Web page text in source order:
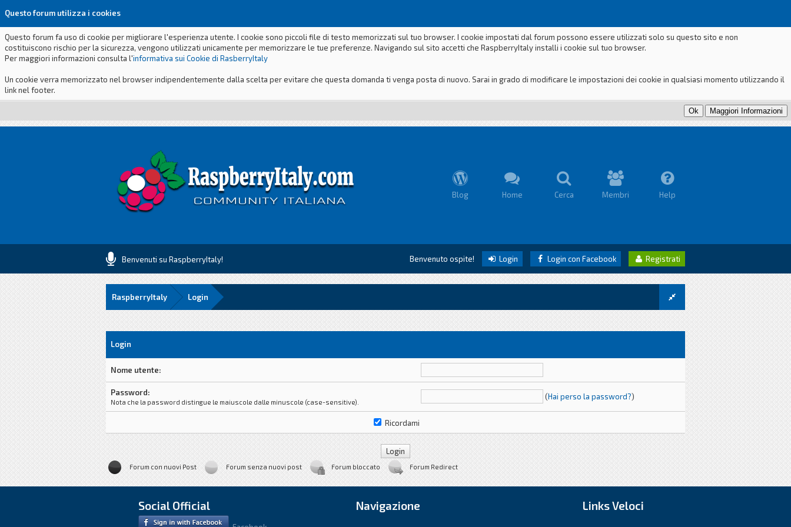
Questo forum utilizza i cookies
Questo forum fa uso di cookie per migliorare l'esperienza utente. I cookie sono piccoli file di testo memorizzati sul tuo browser. I cookie impostati dal forum possono essere utilizzati solo su questo sito e non
costituiscono rischio per la sicurezza, vengono utilizzati unicamente per memorizzare le tue preferenze. Navigando sul sito accetti che RaspberryItaly installi i cookie sul tuo browser.
Per maggiori informazioni consulta l'informativa sui Cookie di RasberryItaly
Un cookie verra memorizzato nel browser indipendentemente dalla scelta per evitare che questa domanda ti venga posta di nuovo. Sarai in grado di modificare le impostazioni dei cookie in qualsiasi momento utilizzando il
link nel footer.
Blog Home Cerca Membri Help
Benvenuti su RaspberryItaly! Benvenuto ospite! Login Login con Facebook Registrati
RaspberryItaly Login
Login
Nome utente:
Password:
Nota che la password distingue le maiuscole dalle minuscole (case-sensitive).
(Hai perso la password?)
Ricordami
Forum con nuovi Post Forum senza nuovi post Forum bloccato Forum Redirect
Social Official Navigazione Links Veloci